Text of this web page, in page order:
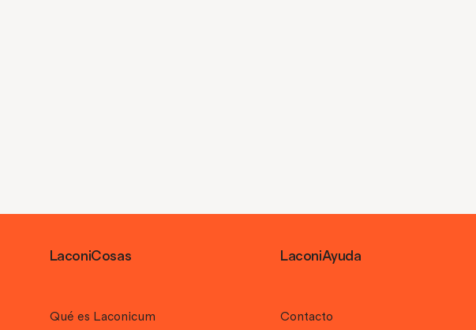
LaconiCosas
Qué es Laconicum
LaconiAyuda
Contacto